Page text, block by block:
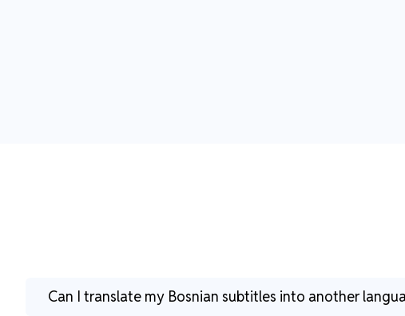
Can I translate my Bosnian subtitles into another